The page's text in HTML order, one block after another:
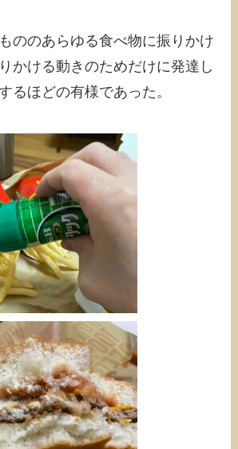
ののあらゆる食べ物に振りかけ
かける動きのためだけに発達し
るほどの有様であった。